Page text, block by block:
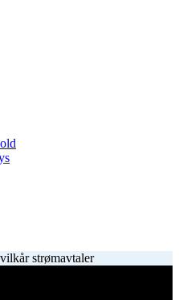
strømavtaler